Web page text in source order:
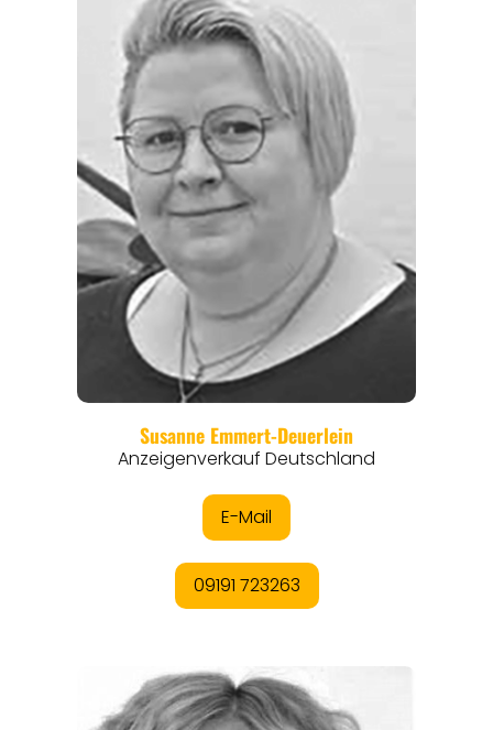
REGIONEN
ORTE
EVENTS
REISEFÜHRER
REISEMAGAZINE
THEMEN
ANGEBOTE